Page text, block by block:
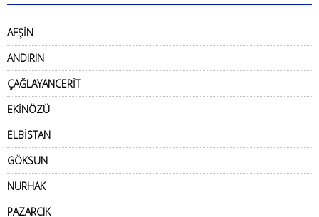
AFŞİN
ANDIRIN
ÇAĞLAYANCERİT
EKİNÖZÜ
ELBİSTAN
GÖKSUN
NURHAK
PAZARCIK